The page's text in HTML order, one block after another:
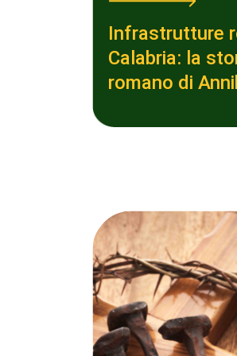
Infrastrutture
Calabria: la
romano di